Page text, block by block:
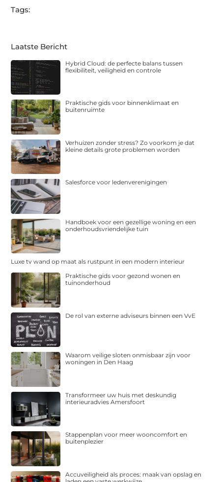
Tags:
Laatste Bericht
Hybrid Cloud: de perfecte balans tussen
flexibiliteit, veiligheid en controle
Praktische gids voor binnenklimaat en
buitenruimte
Verhuizen zonder stress? Zo voorkom je dat
kleine details grote problemen worden
Salesforce voor ledenverenigingen
Handboek voor een gezellige woning en een
onderhoudsvriendelijke tuin
Luxe tv wand op maat als rustpunt in een modern interieur
Praktische gids voor gezond wonen en
tuinonderhoud
De rol van externe adviseurs binnen een VvE
Waarom veilige sloten onmisbaar zijn voor
woningen in Den Haag
Transformeer uw huis met deskundig
interieuradvies Amersfoort
Stappenplan voor meer wooncomfort en
buitenplezier
Accuveiligheid als proces: maak van opslag en